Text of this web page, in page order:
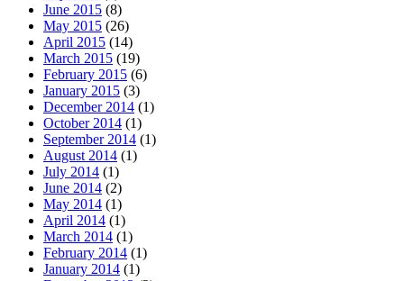
June 2015 (8)
May 2015 (26)
April 2015 (14)
March 2015 (19)
February 2015 (6)
January 2015 (3)
December 2014 (1)
October 2014 (1)
September 2014 (1)
August 2014 (1)
July 2014 (1)
June 2014 (2)
May 2014 (1)
April 2014 (1)
March 2014 (1)
February 2014 (1)
January 2014 (1)